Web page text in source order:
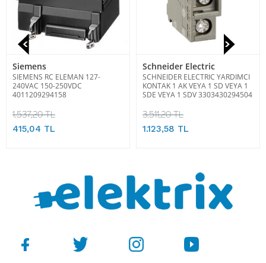
Siemens
SIEMENS RC ELEMAN 127-
240VAC 150-250VDC
4011209294158
1.537,20 TL
415,04 TL
Schneider Electric
SCHNEIDER ELECTRIC YARDIMCI
KONTAK 1 AK VEYA 1 SD VEYA 1
SDE VEYA 1 SDV 3303430294504
3.511,20 TL
1.123,58 TL